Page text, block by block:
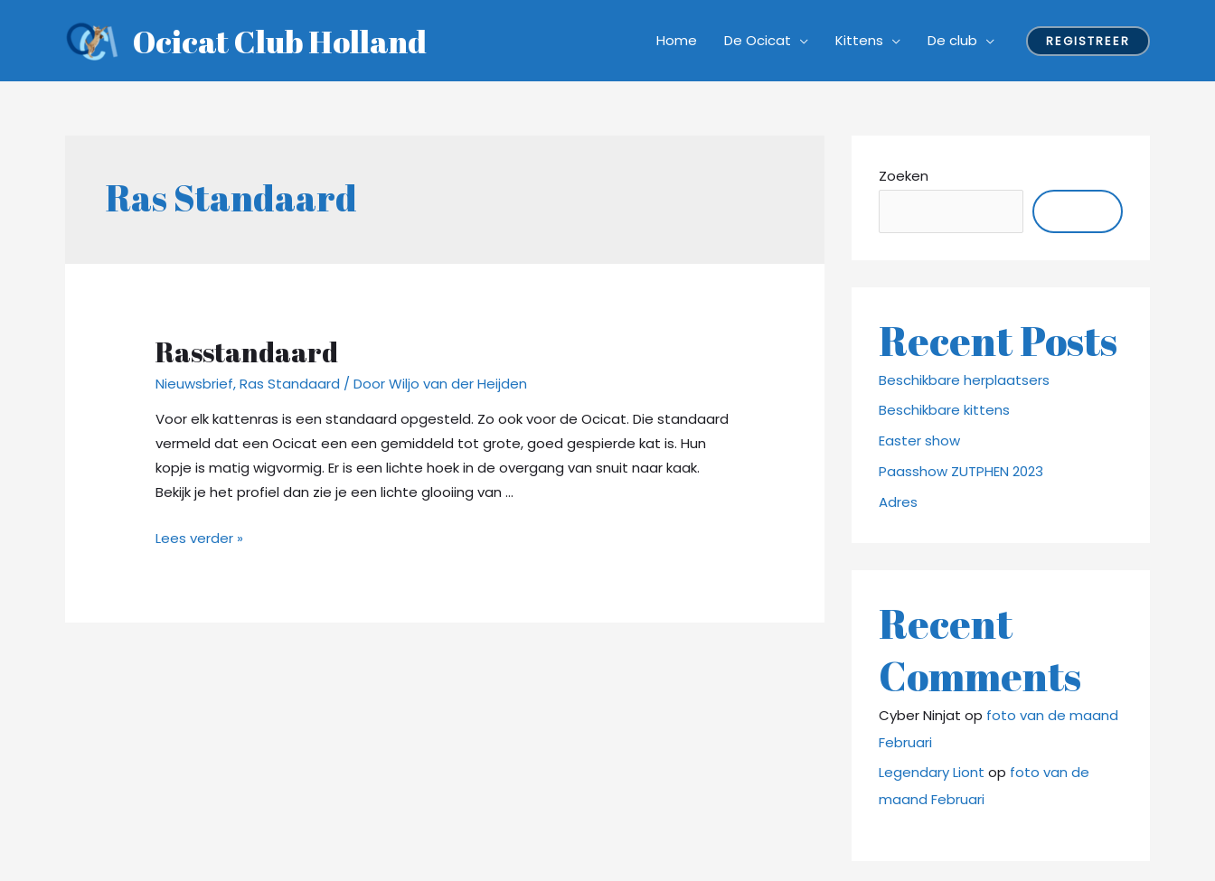
inhoud
Ocicat Club Holland Home De Ocicat Kittens De club REGISTREER
Ras Standaard
Rasstandaard
Nieuwsbrief,Ras Standaard / DoorWiljo van der Heijden
Voor elk kattenras is een standaard opgesteld. Zo ook voor de Ocicat. Die standaard
vermeld dat een Ocicat een een gemiddeld tot grote, goed gespierde kat is. Hun
kopje is matig wigvormig. Er is een lichte hoek in de overgang van snuit naar kaak.
Bekijk je het profiel dan zie je een lichte glooiing van …
Rasstandaard
Lees verder »
Zoeken
Recent Posts
Beschikbare herplaatsers
Beschikbare kittens
Easter show
Paasshow ZUTPHEN 2023
Adres
Recent
Comments
Cyber Ninjat op foto van de maand
Februari
Legendary Liont op foto van de
maand Februari